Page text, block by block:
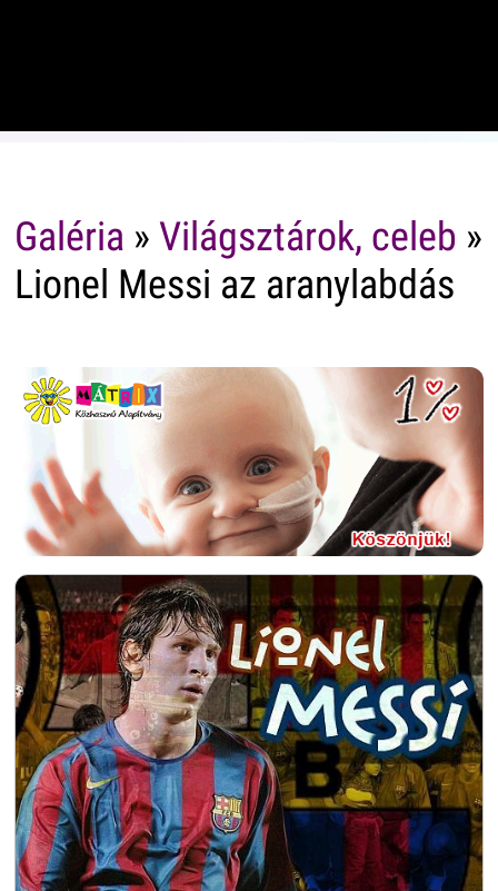
Galéria » Világsztárok, celeb »
Lionel Messi az aranylabdás